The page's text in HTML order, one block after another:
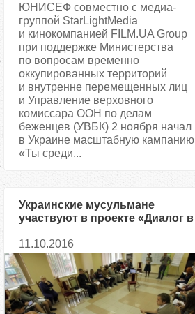
ЮНИСЕФ совместно с медиа-
группой StarLightMedia
и кинокомпанией FILM.UA Group
при поддержке Министерства
по вопросам временно
оккупированных территорий
и внутренне перемещенных лиц
и Управление верховного
комиссара ООН по делам
беженцев (УВБК) 2 ноября начал
в Украине масштабную кампанию
«Ты среди...
Украинские мусульмане
участвуют в проекте «Диалог в
11.10.2016